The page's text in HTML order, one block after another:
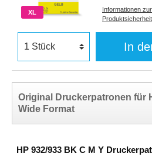
XL
Informationen zur
Produktsicherheit
In
Original Druckerpatronen für
Wide Format
HP 932/933 BK C M Y